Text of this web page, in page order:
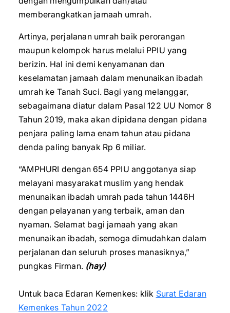
memberangkatkan jamaah umrah.
Artinya, perjalanan umrah baik perorangan
maupun kelompok harus melalui PPIU yang
berizin. Hal ini demi kenyamanan dan
keselamatan jamaah dalam menunaikan ibadah
umrah ke Tanah Suci. Bagi yang melanggar,
sebagaimana diatur dalam Pasal 122 UU Nomor 8
Tahun 2019, maka akan dipidana dengan pidana
penjara paling lama enam tahun atau pidana
denda paling banyak Rp 6 miliar.
“AMPHURI dengan 654 PPIU anggotanya siap
melayani masyarakat muslim yang hendak
menunaikan ibadah umrah pada tahun 1446H
dengan pelayanan yang terbaik, aman dan
nyaman. Selamat bagi jamaah yang akan
menunaikan ibadah, semoga dimudahkan dalam
perjalanan dan seluruh proses manasiknya,”
pungkas Firman. (hay)
Untuk baca Edaran Kemenkes: klik Surat Edaran
Kemenkes Tahun 2022